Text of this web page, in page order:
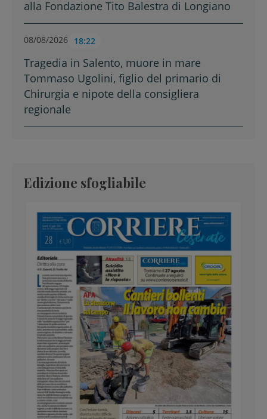
alla Fondazione Tito Balestra di Longiano
08/08/2026 18:22
Tragedia in Salento, muore in mare
Tommaso Ugolini, figlio del primario di
Chirurgia e nipote della consigliera
regionale
Edizione sfogliabile